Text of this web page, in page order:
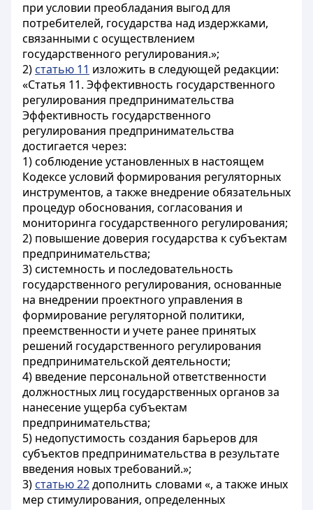
при условии преобладания выгод для
потребителей, государства над издержками,
связанными с осуществлением
государственного регулирования.»;
2) статью 11 изложить в следующей редакции:
«Статья 11. Эффективность государственного
регулирования предпринимательства
Эффективность государственного
регулирования предпринимательства
достигается через:
1) соблюдение установленных в настоящем
Кодексе условий формирования регуляторных
инструментов, а также внедрение обязательных
процедур обоснования, согласования и
мониторинга государственного регулирования;
2) повышение доверия государства к субъектам
предпринимательства;
3) системность и последовательность
государственного регулирования, основанные
на внедрении проектного управления в
формирование регуляторной политики,
преемственности и учете ранее принятых
решений государственного регулирования
предпринимательской деятельности;
4) введение персональной ответственности
должностных лиц государственных органов за
нанесение ущерба субъектам
предпринимательства;
5) недопустимость создания барьеров для
субъектов предпринимательства в результате
введения новых требований.»;
3) статью 22дополнить словами «, а также иных
мер стимулирования, определенных